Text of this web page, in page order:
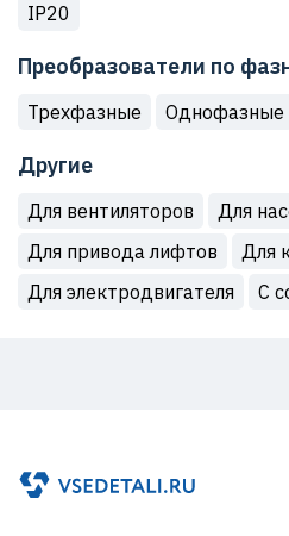
IP20
Преобразователи по
Трехфазные Однофазные
Другие
Для вентиляторов
Для
Для привода лифтов
Для
Для электродвигателя
С